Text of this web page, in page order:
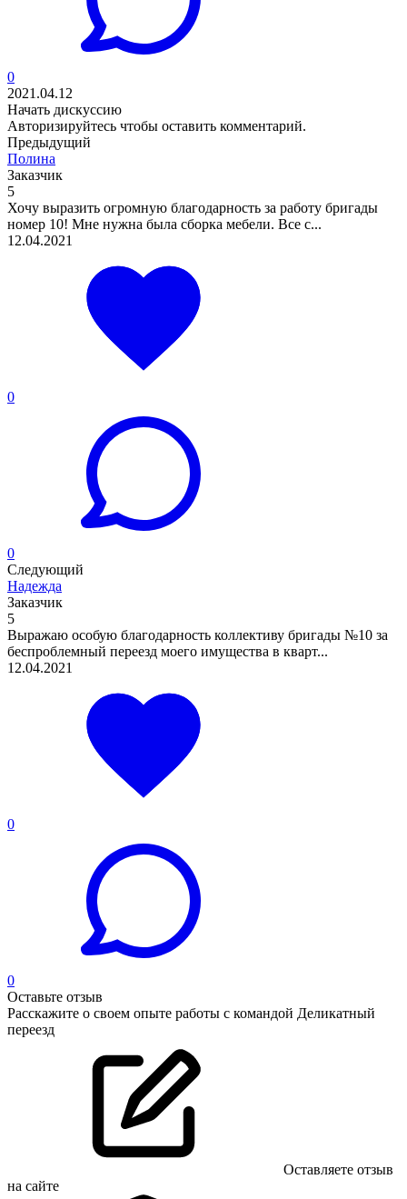
0
2021.04.12
Начать дискуссию
Авторизируйтесь чтобы оставить комментарий.
Предыдущий
Полина
Заказчик
5
Хочу выразить огромную благодарность за работу бригады
номер 10! Мне нужна была сборка мебели. Все с...
12.04.2021
0
0
Следующий
Надежда
Заказчик
5
Выражаю особую благодарность коллективу бригады №10 за
беспроблемный переезд моего имущества в кварт...
12.04.2021
0
0
Оставьте отзыв
Расскажите о своем опыте работы с командой Деликатный
переезд
Оставляете отзыв
на сайте